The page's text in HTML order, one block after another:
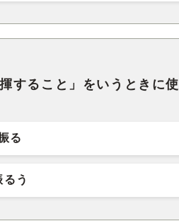
すること」をいうときに使
る
う